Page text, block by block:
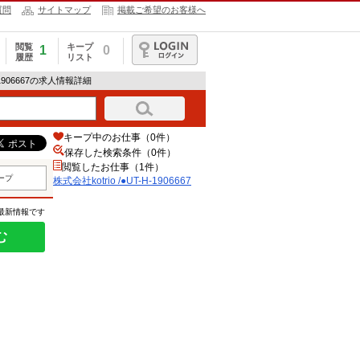
問 サイトマップ 掲載ご希望のお客様へ
閲覧
履歴
1
キープ
リスト
0
ログイン
の求人情報詳細
プ
新情報です
キープ中のお仕事（0件）
保存した検索条件（0件）
閲覧したお仕事（1件）
株式会社kotrio /●UT-H-1906667